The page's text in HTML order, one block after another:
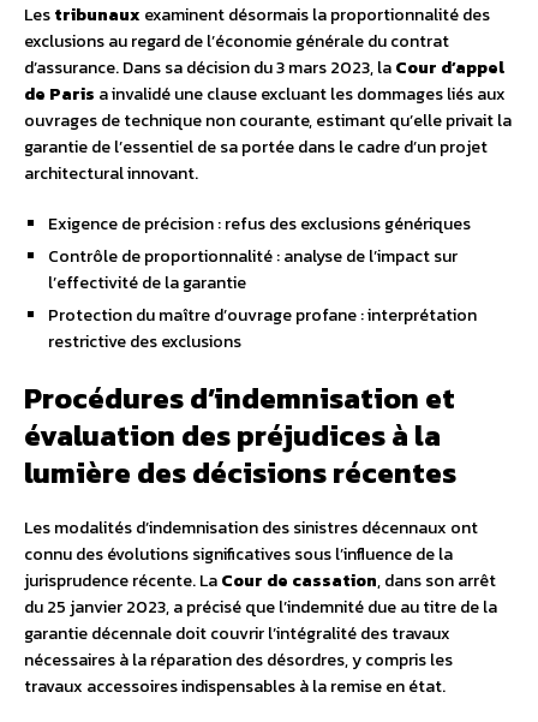
Lestribunaux examinent désormais la proportionnalité des
exclusions au regard de l’économie générale du contrat
d’assurance. Dans sa décision du 3 mars 2023, laCour d’appel
de Paris a invalidé une clause excluant les dommages liés aux
ouvrages de technique non courante, estimant qu’elle privait la
garantie de l’essentiel de sa portée dans le cadre d’un projet
architectural innovant.
Exigence de précision : refus des exclusions génériques
Contrôle de proportionnalité : analyse de l’impact sur
l’effectivité de la garantie
Protection du maître d’ouvrage profane : interprétation
restrictive des exclusions
Procédures d’indemnisation et
évaluation des préjudices à la
lumière des décisions récentes
Les modalités d’indemnisation des sinistres décennaux ont
connu des évolutions significatives sous l’influence de la
jurisprudence récente. LaCour de cassation, dans son arrêt
du 25 janvier 2023, a précisé que l’indemnité due au titre de la
garantie décennale doit couvrir l’intégralité des travaux
nécessaires à la réparation des désordres, y compris les
travaux accessoires indispensables à la remise en état.